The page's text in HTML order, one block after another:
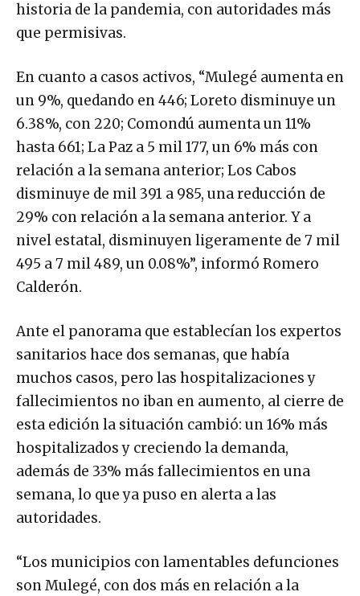
historia de la pandemia, con autoridades más
que permisivas.
En cuanto a casos activos, “Mulegé aumenta en
un 9%, quedando en 446; Loreto disminuye un
6.38%, con 220; Comondú aumenta un 11%
hasta 661; La Paz a 5 mil 177, un 6% más con
relación a la semana anterior; Los Cabos
disminuye de mil 391 a 985, una reducción de
29% con relación a la semana anterior. Y a
nivel estatal, disminuyen ligeramente de 7 mil
495 a 7 mil 489, un 0.08%”, informó Romero
Calderón.
Ante el panorama que establecían los expertos
sanitarios hace dos semanas, que había
muchos casos, pero las hospitalizaciones y
fallecimientos no iban en aumento, al cierre de
esta edición la situación cambió: un 16% más
hospitalizados y creciendo la demanda,
además de 33% más fallecimientos en una
semana, lo que ya puso en alerta a las
autoridades.
“Los municipios con lamentables defunciones
son Mulegé, con dos más en relación a la